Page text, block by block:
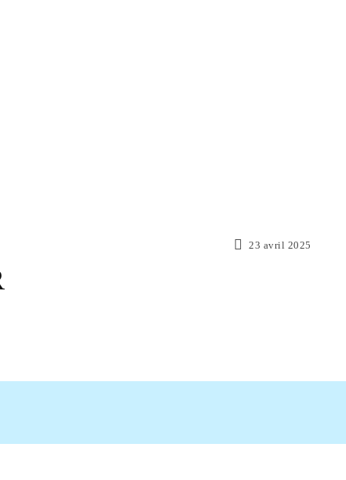
23 avril 2025